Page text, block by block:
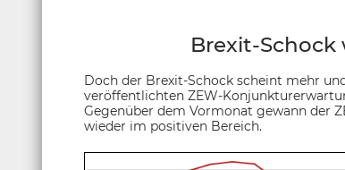
Brexit-
Doch der Brexit-Schock scheint mehr
veröffentlichten ZEW-
Gegenüber dem Vormonat gewann der
wieder im positiven Bereich.